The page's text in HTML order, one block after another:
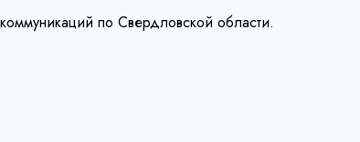
по Свердловской области.